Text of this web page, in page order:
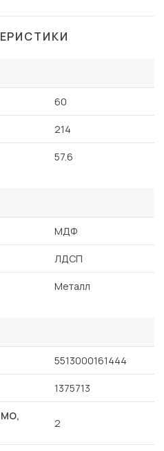
60
214
57.6
МДФ
ЛДСП
Металл
5513000161444
1375713
МО,
2